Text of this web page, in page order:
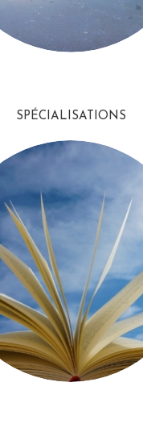
SPÉCIALISATIONS